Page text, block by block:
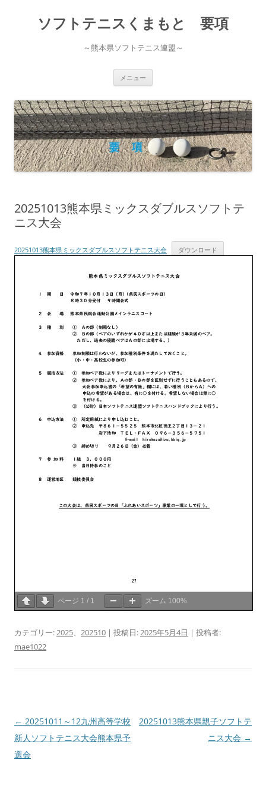
ソフトテニスくまもと 要項
～熊本県ソフトテニス連盟～
メニュー
20251013熊本県ミックスダブルスソフトテ
ニス大会
20251013熊本県ミックスダブルスソフトテニス大会 ダウンロード
ページ 1 / 1 ズーム 100%
カテゴリー: 2025 202510 | 投稿日: 2025年5月4日 | 投稿者:
mae1022
投
稿
ナ
← 20251011～12九州高等学校
新人ソフトテニス大会熊本県予
選会
20251013熊本県親子ソフトテ
ニス大会 →